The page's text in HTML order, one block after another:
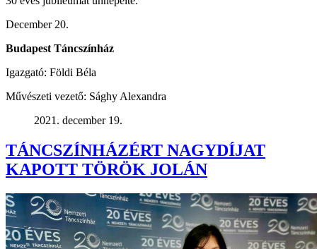
December 20.
Budapest Táncszínház
Igazgató: Földi Béla
Művészeti vezető: Sághy Alexandra
2021. december 19.
TÁNCSZÍNHÁZÉRT NAGYDÍJAT
KAPOTT TÖRÖK JOLÁN